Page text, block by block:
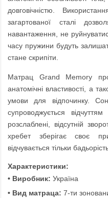
довговічністю.
загартованої сталі
навантаження, не
часу пружини будуть
стане скрипіти.
Матрац Grand Memory
анатомічні властивості, а
умови для відпочинку.
супроводжується
розслаблені, відсутній
хребет зберігає своє
відчувається тільки
Характеристики:
• Виробник: Україна
• Вид матраца: 7-ти